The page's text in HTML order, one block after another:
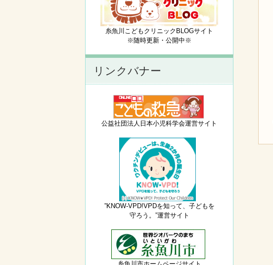
糸魚川こどもクリニックBLOGサイト
※随時更新・公開中※
リンクバナー
公益社団法人日本小児科学会運営サイト
”KNOW-VPD!VPDを知って、子どもを
守ろう。”運営サイト